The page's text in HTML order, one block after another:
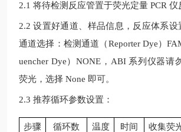
2.1 将待检测反应管置于荧光定量 PCR 仪
2.2 设置好通道、样品信息，反应体系设
通道选择：检测通道（Reporter Dye）
uencher Dye）NONE ， ABI 系列仪器请
荧光，选择 None 即可。
2.3 推荐循环参数设置：
步骤 循环数 温度 时间
收集荧